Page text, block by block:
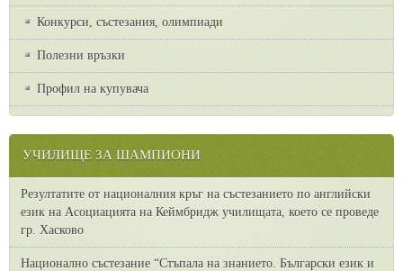
Конкурси, състезания, олимпиади
Полезни връзки
Профил на купувача
УЧИЛИЩЕ ЗА ШАМПИОНИ
Резултатите от националния кръг на състезанието по английски
език на Асоциацията на Кеймбридж училищата, което се проведе
гр. Хасково
Национално състезание “Стъпала на знанието. Български език и